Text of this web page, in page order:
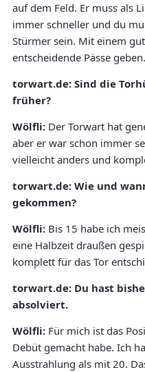
auf dem Feld. Er muss als
immer schneller und du
Stürmer sein. Mit einem
entscheidende Pässe geben.
torwart.de: Sind die
früher?
Wölfli: Der Torwart hat
aber er war schon immer
vielleicht anders und
torwart.de: Wie und
gekommen?
Wölfli: Bis 15 habe ich
eine Halbzeit draußen
komplett für das Tor
torwart.de: Du hast
absolviert.
Wölfli: Für mich ist das
Debüt gemacht habe. Ich
Ausstrahlung als mit 20.